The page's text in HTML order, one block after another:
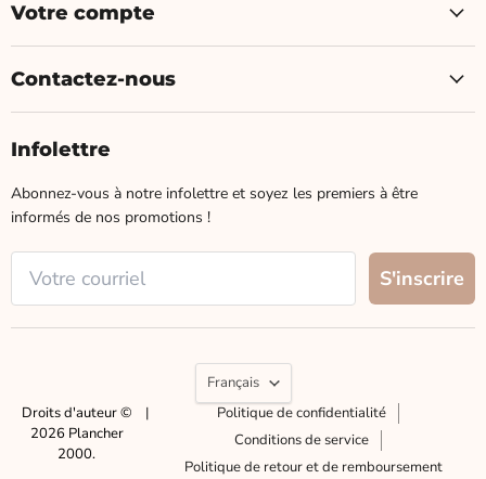
Votre compte
Contactez-nous
Infolettre
Abonnez-vous à notre infolettre et soyez les premiers à être
informés de nos promotions !
Langue
Français
Droits d'auteur ©
2026 Plancher
2000.
|
Politique de confidentialité
Conditions de service
Politique de retour et de remboursement